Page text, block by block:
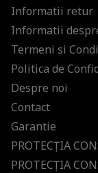
Informatii retur
Informatii
Termeni si
Politica de
Despre noi
Contact
Garantie
PROTECŢIA
PROTECŢIA